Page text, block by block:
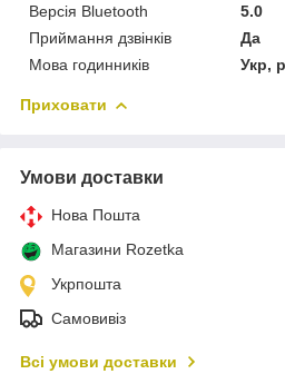
Версія Bluetooth
5.0
Приймання дзвінків
Да
Мова годинників
Укр,
Приховати
Умови доставки
Нова Пошта
Магазини Rozetka
Укрпошта
Самовивіз
Всі умови доставки